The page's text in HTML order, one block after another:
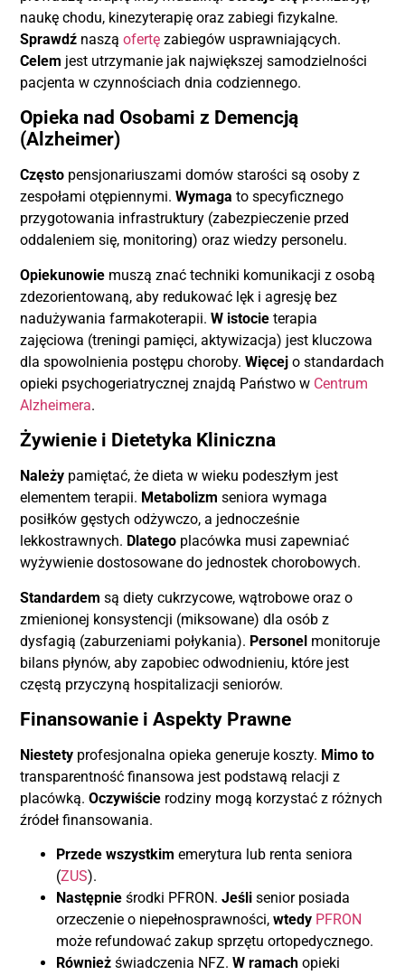
naukę chodu, kinezyterapię oraz zabiegi fizykalne.
Sprawdź nasząofertę zabiegów usprawniających.
Celem jest utrzymanie jak największej samodzielności
pacjenta w czynnościach dnia codziennego.
Opieka nad Osobami z Demencją
(Alzheimer)
Często pensjonariuszami domów starości są osoby z
zespołami otępiennymi.Wymaga to specyficznego
przygotowania infrastruktury (zabezpieczenie przed
oddaleniem się, monitoring) oraz wiedzy personelu.
Opiekunowie muszą znać techniki komunikacji z osobą
zdezorientowaną, aby redukować lęk i agresję bez
nadużywania farmakoterapii.W istocie terapia
zajęciowa (treningi pamięci, aktywizacja) jest kluczowa
dla spowolnienia postępu choroby.Więcej o standardach
opieki psychogeriatrycznej znajdą Państwo w Centrum
Alzheimera.
Żywienie i Dietetyka Kliniczna
Należy pamiętać, że dieta w wieku podeszłym jest
elementem terapii. Metabolizm seniora wymaga
posiłków gęstych odżywczo, a jednocześnie
lekkostrawnych. Dlatego placówka musi zapewniać
wyżywienie dostosowane do jednostek chorobowych.
Standardem są diety cukrzycowe, wątrobowe oraz o
zmienionej konsystencji (miksowane) dla osób z
dysfagią (zaburzeniami połykania). Personel monitoruje
bilans płynów, aby zapobiec odwodnieniu, które jest
częstą przyczyną hospitalizacji seniorów.
Finansowanie i Aspekty Prawne
Niestety profesjonalna opieka generuje koszty. Mimo to
transparentność finansowa jest podstawą relacji z
placówką.Oczywiście rodziny mogą korzystać z różnych
źródeł finansowania.
Przede wszystkim emerytura lub renta seniora
(ZUS).
Następnie środki PFRON.Jeśli senior posiada
orzeczenie o niepełnosprawności,wtedy PFRON
może refundować zakup sprzętu ortopedycznego.
Również świadczenia NFZ.W ramach opieki